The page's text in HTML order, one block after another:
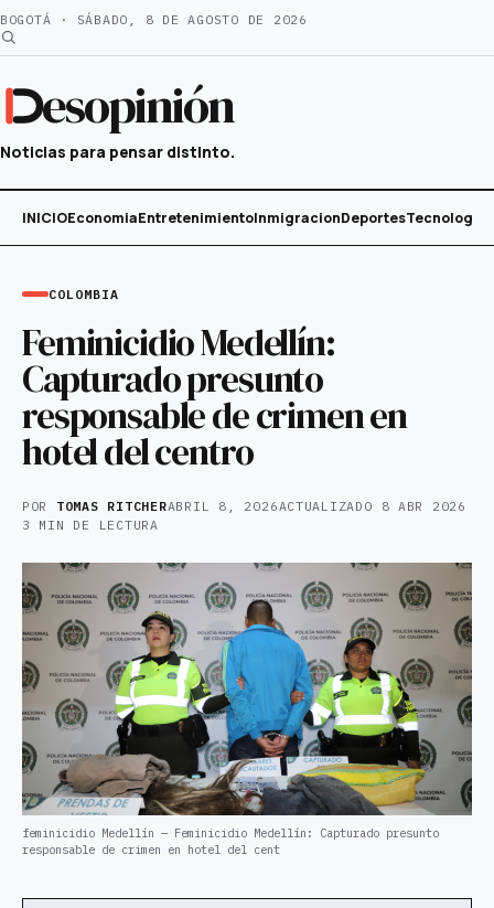
Saltar
al
BOGOTÁ · SÁBADO, 8 DE AGOSTO DE 2026
esopinión
Noticias para pensar distinto.
INICIOEconomiaEntretenimientoInmigracionDeportesTecnología
COLOMBIA
Feminicidio Medellín:
Capturado presunto
responsable de crimen en
hotel del centro
POR TOMAS RITCHERABRIL 8, 2026ACTUALIZADO 8 ABR 2026
3 MIN DE LECTURA
feminicidio Medellín — Feminicidio Medellín: Capturado presunto
responsable de crimen en hotel del cent